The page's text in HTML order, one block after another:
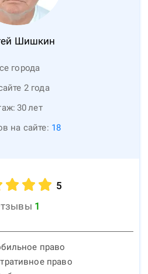
Шишкин
города
2 года
30лет
на сайте: 18
5
1
право
право